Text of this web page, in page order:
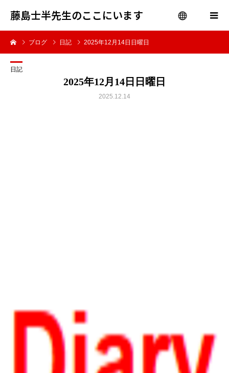
藤島士半先生のここにいます
ブログ 日記 2025年12月14日日曜日
日記
2025年12月14日日曜日
2025.12.14